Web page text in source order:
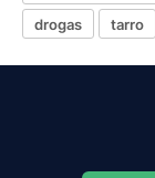
drogas
tarro